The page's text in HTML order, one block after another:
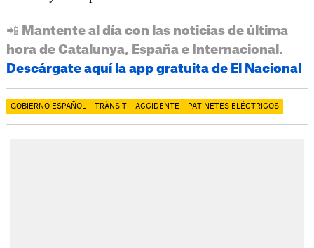
📲 Mantente al día con las noticias de última
hora de Catalunya, España e Internacional.
Descárgate aquí la app gratuita de El Nacional
GOBIERNO ESPAÑOL TRÀNSIT ACCIDENTE PATINETES ELÉCTRICOS